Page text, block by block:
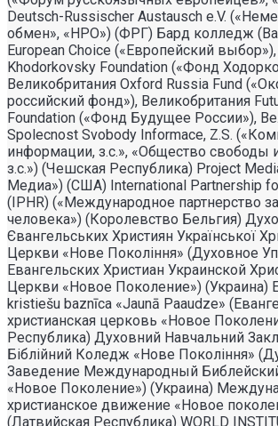
Deutsch-Russischer Austausch e.V.
обмен», «НРО») (ФРГ) Бард колледж
European Choice («Европейский
Khodorkovsky Foundation («Фонд
Великобритания Oxford Russia Fund
российский фонд»), Великобритания
Foundation («Фонд Будущее России»),
Spolecnost Svobody Informace, Z.S.
информации, з.с.», «Общество свободы
з.с.») (Чешская Республика) Project
Медиа») (США) International Partnership
(IPHR) («Международное партнерство
человека») (Королевство Бельгия)
Євангельських Християн Української
Церкви «Нове Поколiння» (Духовное
Евангельских Христиан Украинской
Церкви «Новое Поколение») (Украина)
kristiešu baznīca «Jaunā Paaudze»
христианская церковь «Новое
Республика) Духовний Навчальний
Біблійний Коледж «Нове Покоління»
Заведение Международный
«Новое Поколение») (Украина)
христианское движение «Новое
(Латвийская Республика) WORLD